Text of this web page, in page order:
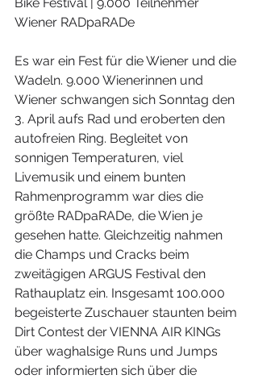
Wiener RADpaRADe
Es war ein Fest für die Wiener und die
Wadeln. 9.000 Wienerinnen und
Wiener schwangen sich Sonntag den
3. April aufs Rad und eroberten den
autofreien Ring. Begleitet von
sonnigen Temperaturen, viel
Livemusik und einem bunten
Rahmenprogramm war dies die
größte RADpaRADe, die Wien je
gesehen hatte. Gleichzeitig nahmen
die Champs und Cracks beim
zweitägigen ARGUS Festival den
Rathauplatz ein. Insgesamt 100.000
begeisterte Zuschauer staunten beim
Dirt Contest der VIENNA AIR KINGs
über waghalsige Runs und Jumps
oder informierten sich über die